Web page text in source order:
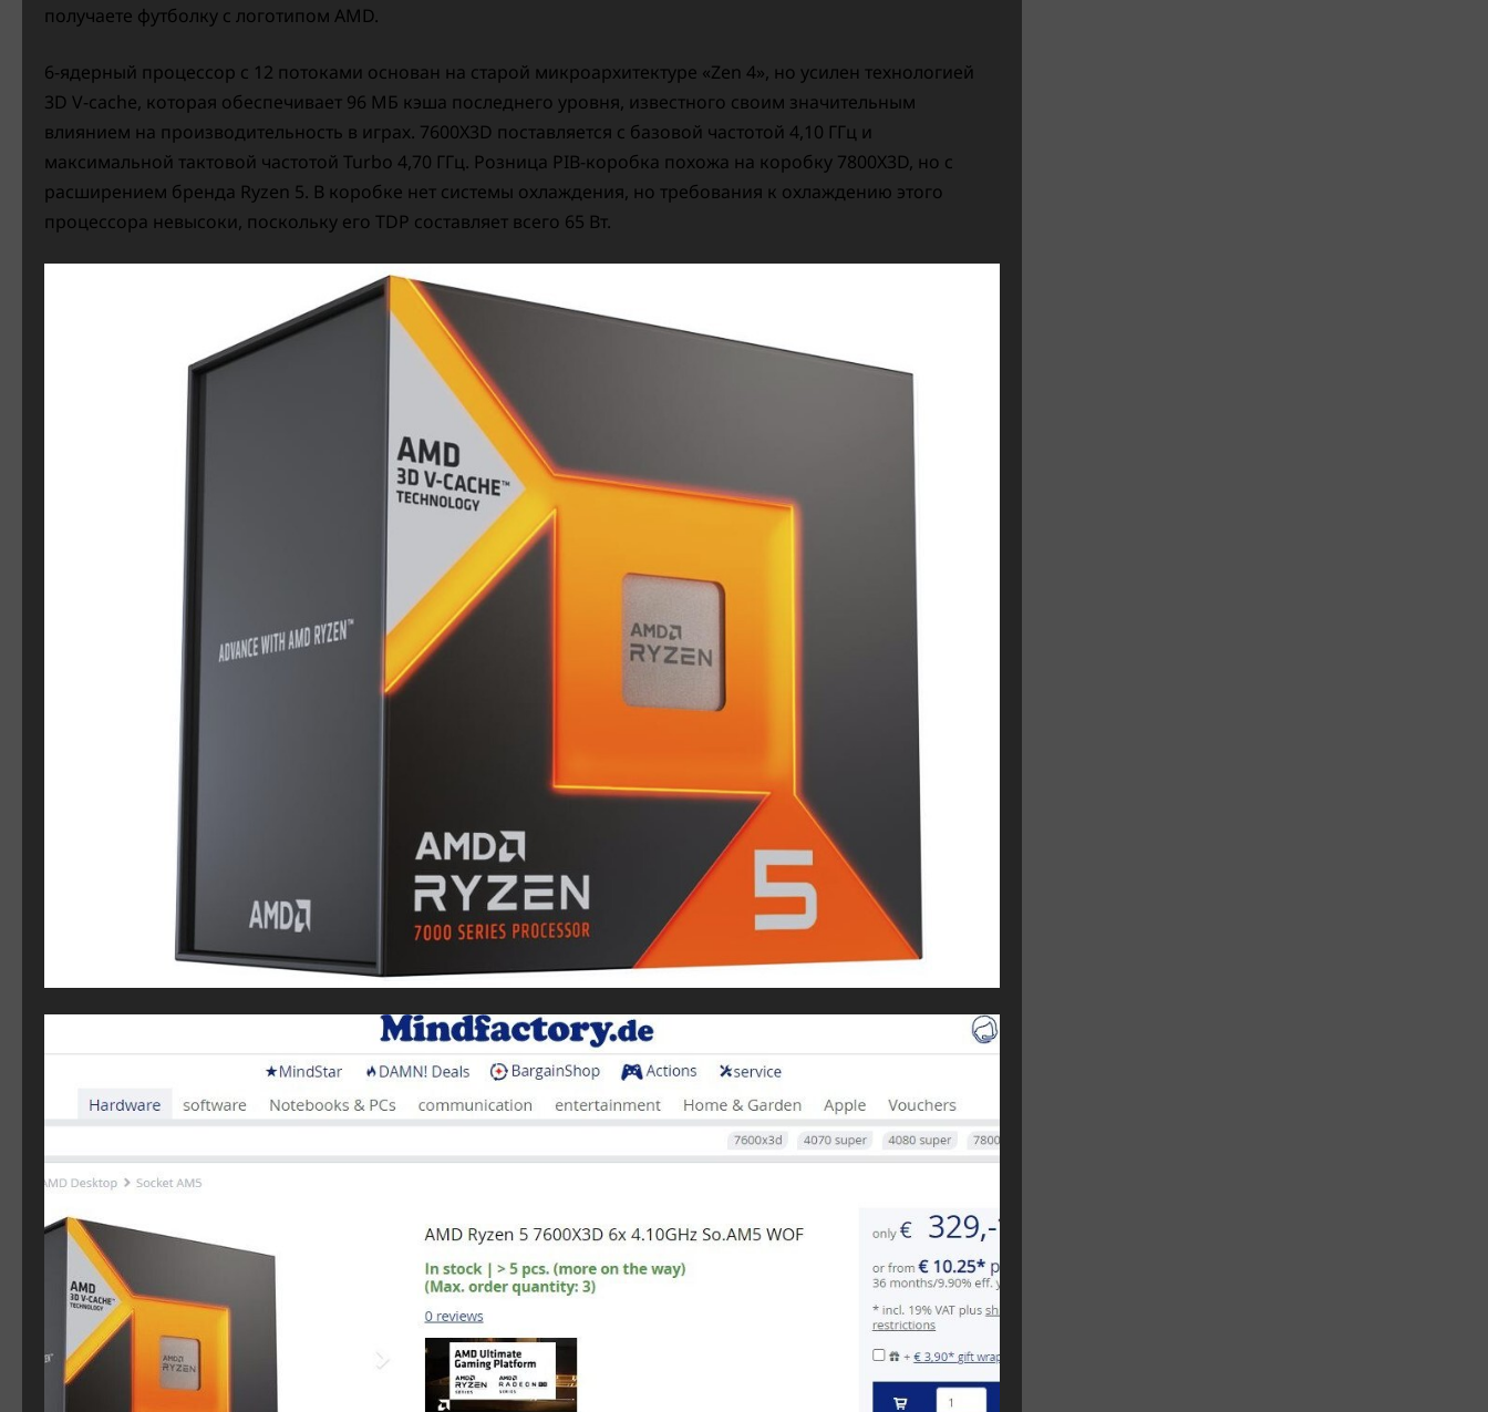
получаете футболку с логотипом AMD.
6-ядерный процессор с 12 потоками основан на старой микроархитектуре «Zen 4», но усилен технологией
3D V-cache, которая обеспечивает 96 МБ кэша последнего уровня, известного своим значительным
влиянием на производительность в играх. 7600X3D поставляется с базовой частотой 4,10 ГГц и
максимальной тактовой частотой Turbo 4,70 ГГц. Розница PIB-коробка похожа на коробку 7800X3D, но с
расширением бренда Ryzen 5. В коробке нет системы охлаждения, но требования к охлаждению этого
процессора невысоки, поскольку его TDP составляет всего 65 Вт.